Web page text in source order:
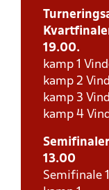
19.00.
kamp 1
kamp 2
kamp 3
kamp 4
13.00
Semifinale